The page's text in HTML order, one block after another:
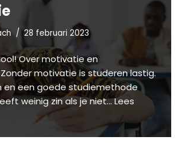
28 februari 2023
Over motivatie en
motivatie is studeren lastig.
en een goede studiemethode
weinig zin als je niet…Lees